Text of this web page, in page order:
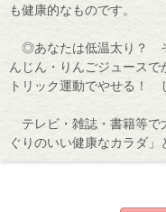
も健康的なものです。
◎あなたは低温太り？
んじん・りんごジュース
トリック運動でやせる！
テレビ・雑誌・書籍等で
ぐりのいい健康なカラダ」